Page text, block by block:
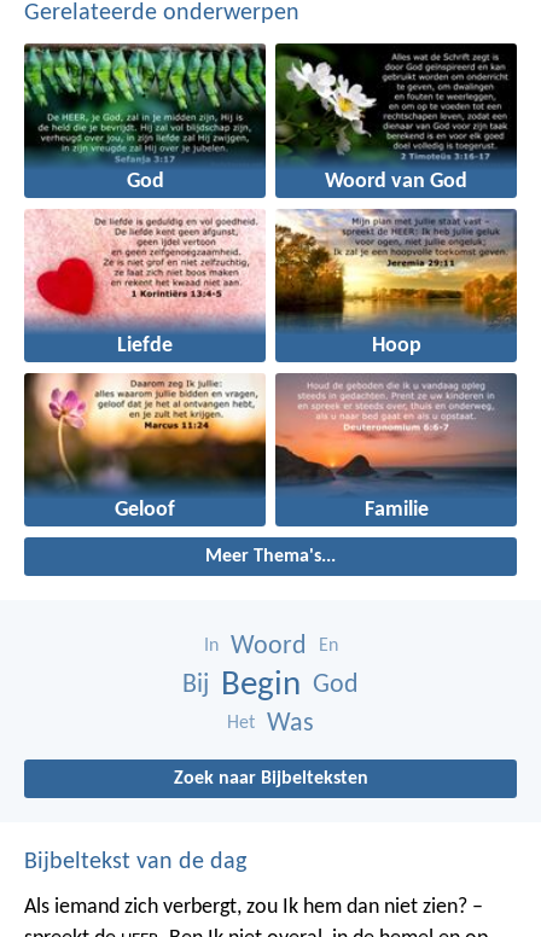
Gerelateerde onderwerpen
God Woord van God
Liefde Hoop
Geloof Familie
Meer Thema's...
In Woord En
Bij Begin God
Het Was
Zoek naar Bijbelteksten
Bijbeltekst van de dag
Als iemand zich verbergt, zou Ik hem dan niet zien? –